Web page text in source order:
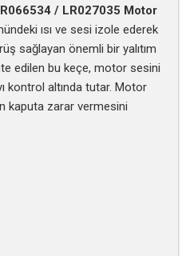
/ LR027035 Motor
ısı ve sesi izole ederek
sağlayan önemli bir yalıtım
edilen bu keçe, motor sesini
kontrol altında tutar. Motor
kaputa zarar vermesini